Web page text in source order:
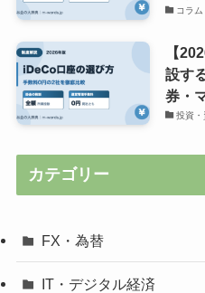
コラム
【
設す
券・
投資・
カテゴリー
FX・為替
IT・デジタル経済